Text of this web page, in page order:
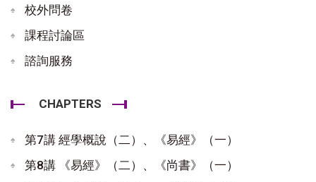
校外問卷
課程討論區
諮詢服務
CHAPTERS
第7講 經學概說（二）、《易經》（一）
第8講 《易經》（二）、《尚書》（一）